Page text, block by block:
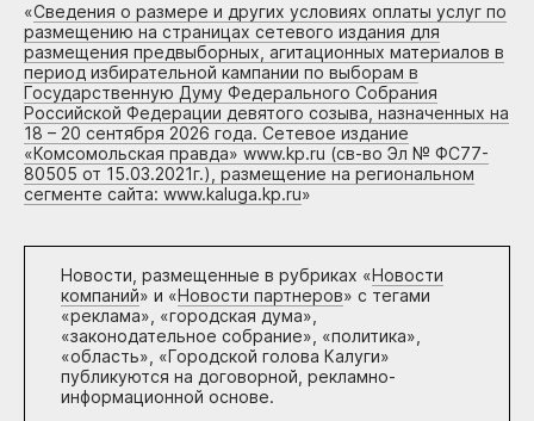
«Сведения о размере и других условиях оплаты услуг по
размещению на страницах сетевого издания для
размещения предвыборных, агитационных материалов в
период избирательной кампании по выборам в
Государственную Думу Федерального Собрания
Российской Федерации девятого созыва, назначенных на
18 – 20 сентября 2026 года. Сетевое издание
«Комсомольская правда» www.kp.ru (св-во Эл № ФС77-
80505 от 15.03.2021г.), размещение на региональном
сегменте сайта: www.kaluga.kp.ru»
Новости, размещенные в рубриках «Новости
компаний» и «Новости партнеров» с тегами
«реклама», «городская дума»,
«законодательное собрание», «политика»,
«область», «Городской голова Калуги»
публикуются на договорной, рекламно-
информационной основе.